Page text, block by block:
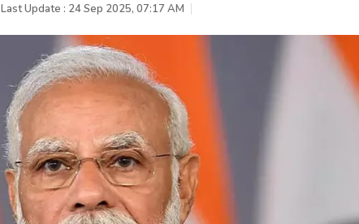
Last Update : 24 Sep 2025, 07:17 AM